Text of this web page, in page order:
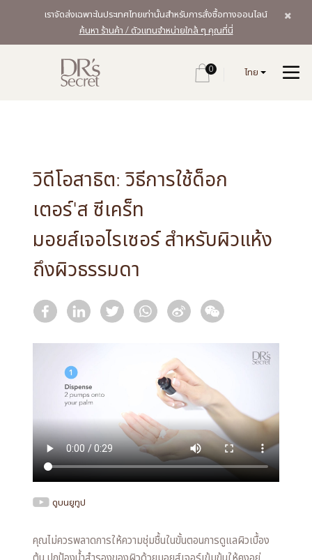
เราจัดส่งเฉพาะในประเทศไทยเท่านั้นสำหรับการสั่งซื้อทางออนไลน์
ค้นหา ร้านค้า / ตัวแทนจำหน่ายใกล้ ๆ คุณที่นี่
0 ไทย
วิดีโอสาธิต: วิธีการใช้ด็อก
เตอร์'ส ซีเคร็ท
มอยส์เจอไรเซอร์ สำหรับผิวแห้ง
ถึงผิวธรรมดา
ดูบนยูทูป
คุณไม่ควรพลาดการให้ความชุ่มชื้นในขั้นตอนการดูแลผิวเบื้อง